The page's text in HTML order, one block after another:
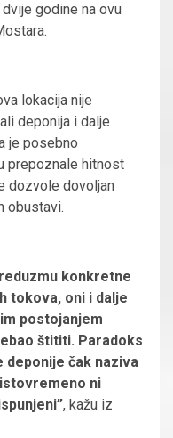
godine na ovu
lokacija nije
deponija i dalje
je posebno
prepoznale hitnost
dozvole dovoljan
obustavi.
konkretne
tokova, oni i dalje
postojanjem
štititi. Paradoks
deponije čak naziva
ni
, kažu iz